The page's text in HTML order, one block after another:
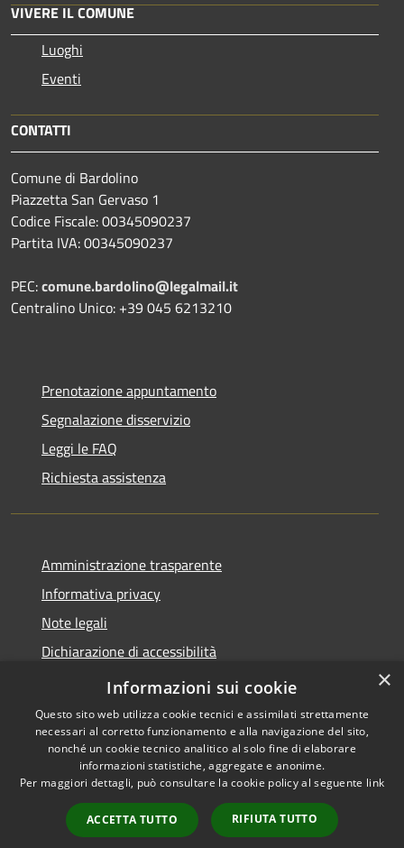
VIVERE IL COMUNE
Luoghi
Eventi
CONTATTI
Comune di Bardolino
Piazzetta San Gervaso 1
Codice Fiscale: 00345090237
Partita IVA: 00345090237
PEC:comune.bardolino@legalmail.it
Centralino Unico: +39 045 6213210
Prenotazione appuntamento
Segnalazione disservizio
Leggi le FAQ
Richiesta assistenza
Amministrazione trasparente
Informativa privacy
Note legali
Dichiarazione di accessibilità
Link app municipium
Accessibilità
Copyright © 2026 • Comune di
Bardolino • Powered by
Municipium•
Accesso
redazione
×
Informazioni sui cookie
Questo sito web utilizza cookie tecnici e assimilati strettamente
necessari al corretto funzionamento e alla navigazione del sito,
nonché un cookie tecnico analitico al solo fine di elaborare
informazioni statistiche, aggregate e anonime.
Per maggiori dettagli, può consultare la cookie policy al seguente link
ACCETTA TUTTO RIFIUTA TUTTO